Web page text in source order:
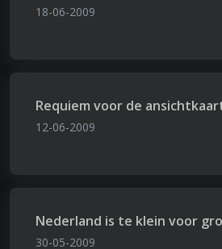
18-06-2009
Requiem voor de
12-06-2009
Nederland is te klein voor
30-05-2009